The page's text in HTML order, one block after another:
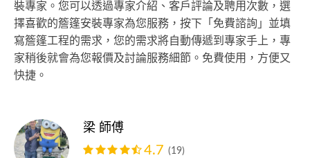
裝專家。您可以透過專家介紹、客戶評論及聘用次數，選
擇喜歡的簷篷安裝專家為您服務，按下「免費諮詢」並填
寫簷篷工程的需求，您的需求將自動傳遞到專家手上，專
家稍後就會為您報價及討論服務細節。免費使用，方便又
快捷。
梁 師傅
4.7 (19)